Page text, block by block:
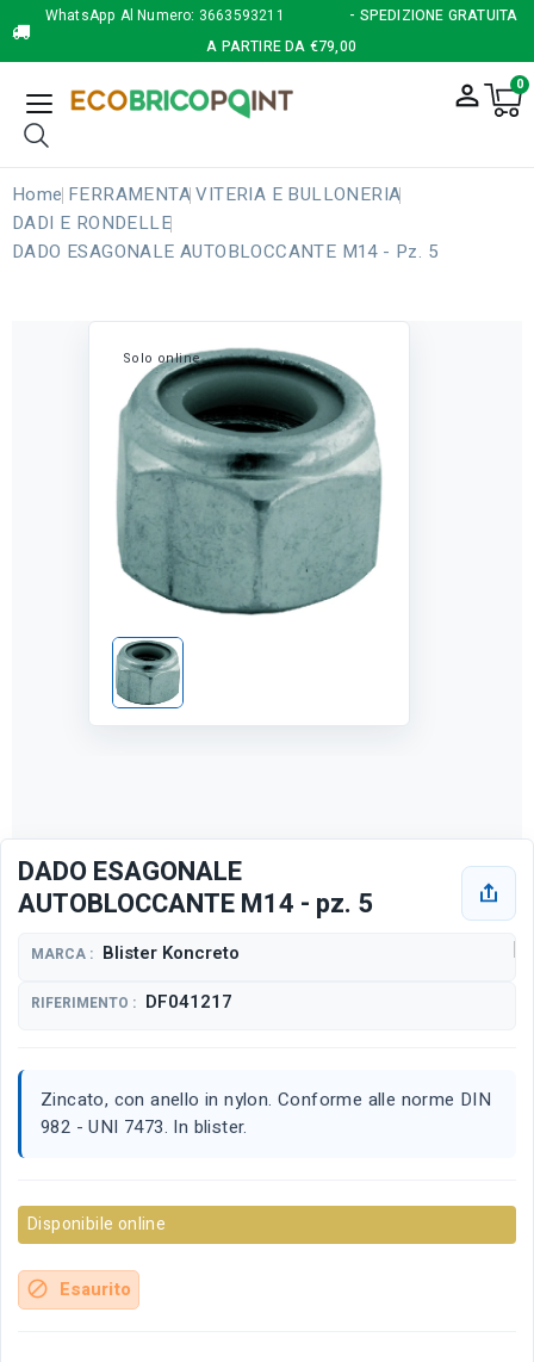
WhatsApp Al Numero: 3663593211
- SPEDIZIONE GRATUITA
A PARTIRE DA €79,00
person_outline 0
Home FERRAMENTA VITERIA E BULLONERIA
DADI E RONDELLE
DADO ESAGONALE AUTOBLOCCANTE M14 - Pz. 5
Solo online
DADO ESAGONALE
AUTOBLOCCANTE M14 - pz. 5
MARCA : Blister Koncreto
RIFERIMENTO : DF041217
Zincato, con anello in nylon. Conforme alle norme DIN
982 - UNI 7473. In blister.
Disponibile online
block Esaurito